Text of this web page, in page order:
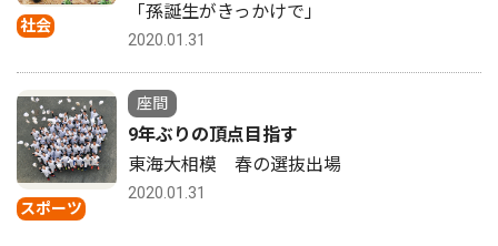
社会
「孫誕生がきっかけで」
2020.01.31
スポーツ
座間
9年ぶりの頂点目指す
東海大相模 春の選抜出場
2020.01.31